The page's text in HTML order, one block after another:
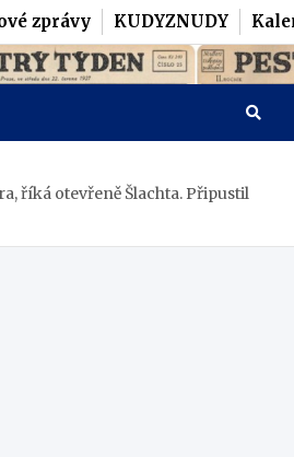
zprávy KUDYZNUDY
říká otevřeně Šlachta. Připustil